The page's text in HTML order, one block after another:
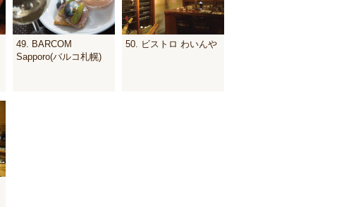
49. BARCOM
Sapporo(バルコ札幌)
50. ビストロ わいんや